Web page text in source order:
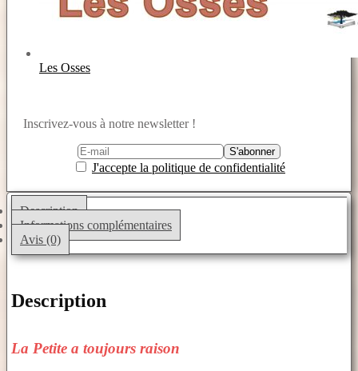
Les Osses
Inscrivez-vous à notre newsletter !
J'accepte la politique de confidentialité
Description
Informations complémentaires
Avis (0)
Description
La Petite a toujours raison